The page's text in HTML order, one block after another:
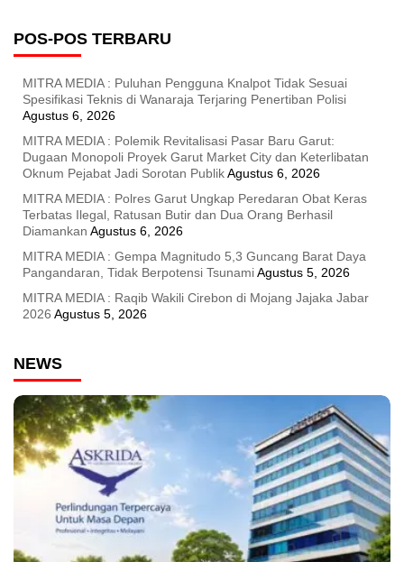
POS-POS TERBARU
MITRA MEDIA : Puluhan Pengguna Knalpot Tidak Sesuai
Spesifikasi Teknis di Wanaraja Terjaring Penertiban Polisi
Agustus 6, 2026
MITRA MEDIA : Polemik Revitalisasi Pasar Baru Garut:
Dugaan Monopoli Proyek Garut Market City dan Keterlibatan
Oknum Pejabat Jadi Sorotan PublikAgustus 6, 2026
MITRA MEDIA : Polres Garut Ungkap Peredaran Obat Keras
Terbatas Ilegal, Ratusan Butir dan Dua Orang Berhasil
Diamankan Agustus 6, 2026
MITRA MEDIA : Gempa Magnitudo 5,3 Guncang Barat Daya
Pangandaran, Tidak Berpotensi TsunamiAgustus 5, 2026
MITRA MEDIA : Raqib Wakili Cirebon di Mojang Jajaka Jabar
2026 Agustus 5, 2026
NEWS